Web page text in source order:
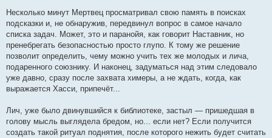
Несколько минут Мертвец просматривал свою память в поисках
подсказки и, не обнаружив, передвинул вопрос в самое начало
списка задач. Может, это и паранойя, как говорит Наставник, но
пренебрегать безопасностью просто глупо. К тому же решение
позволит определить, чему можно учить тех же молодых и лича,
подаренного союзнику. И наконец, задуматься над этим следовало
уже давно, сразу после захвата химеры, а не ждать, когда, как
выражается Хасси, припечёт...
Лич, уже было двинувшийся к библиотеке, застыл — пришедшая в
голову мысль выглядела бредом, но... если нет? Если получится
создать такой ритуал поднятия, после которого нежить будет считать